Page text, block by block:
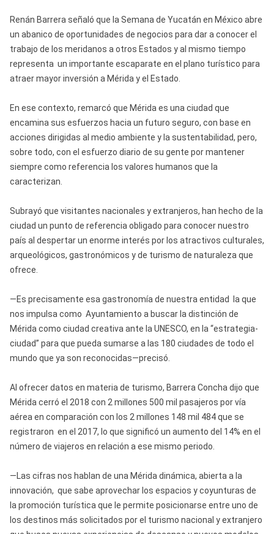
Renán Barrera señaló que la Semana de Yucatán en México abre
un abanico de oportunidades de negocios para dar a conocer el
trabajo de los meridanos a otros Estados y al mismo tiempo
representa un importante escaparate en el plano turístico para
atraer mayor inversión a Mérida y el Estado.
En ese contexto, remarcó que Mérida es una ciudad que
encamina sus esfuerzos hacia un futuro seguro, con base en
acciones dirigidas al medio ambiente y la sustentabilidad, pero,
sobre todo, con el esfuerzo diario de su gente por mantener
siempre como referencia los valores humanos que la
caracterizan.
Subrayó que visitantes nacionales y extranjeros, han hecho de la
ciudad un punto de referencia obligado para conocer nuestro
país al despertar un enorme interés por los atractivos culturales,
arqueológicos, gastronómicos y de turismo de naturaleza que
ofrece.
—Es precisamente esa gastronomía de nuestra entidad la que
nos impulsa como Ayuntamiento a buscar la distinción de
Mérida como ciudad creativa ante la UNESCO, en la “estrategia-
ciudad” para que pueda sumarse a las 180 ciudades de todo el
mundo que ya son reconocidas—precisó.
Al ofrecer datos en materia de turismo, Barrera Concha dijo que
Mérida cerró el 2018 con 2 millones 500 mil pasajeros por vía
aérea en comparación con los 2 millones 148 mil 484 que se
registraron en el 2017, lo que significó un aumento del 14% en el
número de viajeros en relación a ese mismo periodo.
—Las cifras nos hablan de una Mérida dinámica, abierta a la
innovación, que sabe aprovechar los espacios y coyunturas de
la promoción turística que le permite posicionarse entre uno de
los destinos más solicitados por el turismo nacional y extranjero